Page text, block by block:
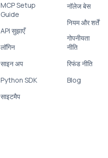
MCP Setup
Guide
API सुझाएँ
लॉगिन
साइन अप
Python SDK
साइटमैप
नॉलेज बेस
नियम और शर्तें
गोपनीयता
नीति
रिफंड नीति
Blog